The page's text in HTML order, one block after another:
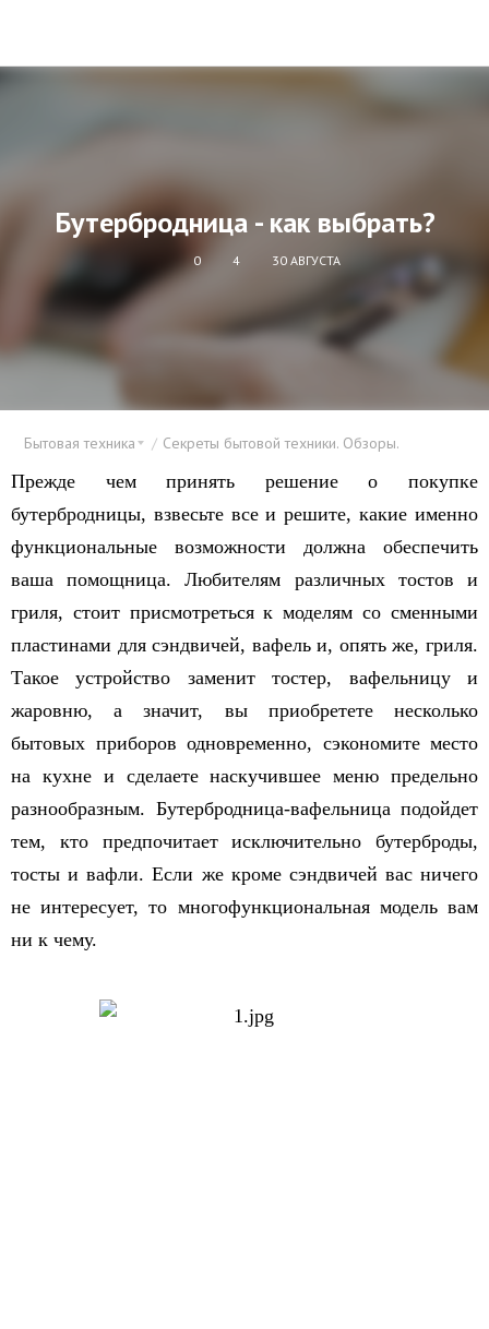
Бутербродница - как выбрать?
0 4 30 АВГУСТА
Бытовая техника Секреты бытовой техники. Обзоры.
Прежде чем принять решение о покупке
бутербродницы, взвесьте все и решите, какие именно
функциональные возможности должна обеспечить
ваша помощница. Любителям различных тостов и
гриля, стоит присмотреться к моделям со сменными
пластинами для сэндвичей, вафель и, опять же, гриля.
Такое устройство заменит тостер, вафельницу и
жаровню, а значит, вы приобретете несколько
бытовых приборов одновременно, сэкономите место
на кухне и сделаете наскучившее меню предельно
разнообразным. Бутербродница-вафельница подойдет
тем, кто предпочитает исключительно бутерброды,
тосты и вафли. Если же кроме сэндвичей вас ничего
не интересует, то многофункциональная модель вам
ни к чему.